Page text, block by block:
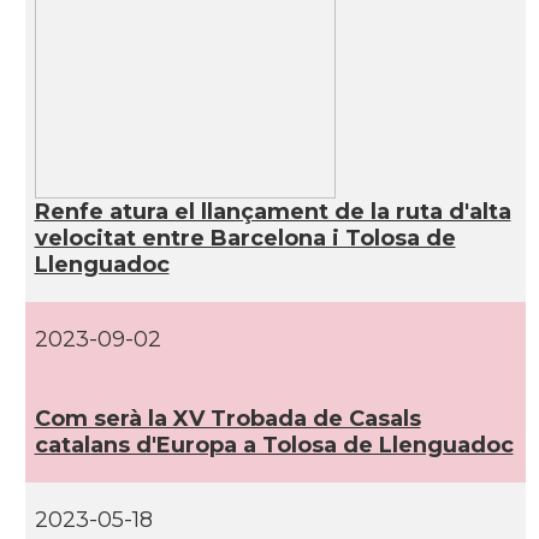
Consolat Consolat general a Montpellier
Consolat
Consolat
Consolat Consolat general a Perpinyà
Renfe atura el llançament de la ruta d'alta
velocitat entre Barcelona i Tolosa de
Llenguadoc
2023-09-02
Com serà la XV Trobada de Casals
catalans d'Europa a Tolosa de Llenguadoc
2023-05-18